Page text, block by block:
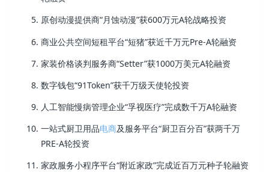
原创动漫提供商“月蚀动漫”获600万元A轮战略投资
商业公共空间短租平台“短猪”获近千万元Pre-A轮融资
家装价格谈判服务商“Setter”获1000万美元A轮融资
数字钱包“91Token”获千万级天使轮投资
人工智能慢病管理企业“孚视医疗”完成数千万A轮融资
一站式厨卫用品电商及服务平台“厨卫百分百”获两千万
PRE-A轮投资
家政服务小程序平台“附近家政”完成近百万元种子轮融资